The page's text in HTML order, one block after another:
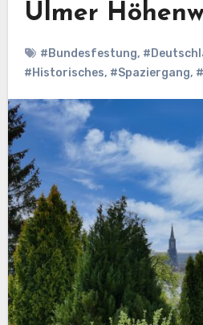
Ulmer
#Bundesfestung,
#Historisches, #Spaziergang,